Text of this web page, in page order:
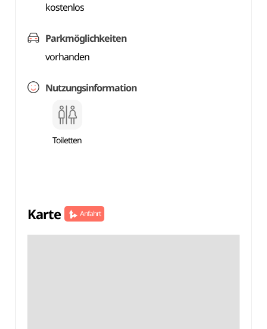
kostenlos
Parkmöglichkeiten
vorhanden
Nutzungsinformation
Toiletten
Karte Anfahrt